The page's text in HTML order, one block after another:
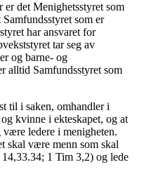
er det Menighetsstyret som
som er
har ansvaret for
tar seg av
og barne- og
alltid Samfundsstyret som
til i saken, omhandler i
kvinne i ekteskapet, og at
ledere i menigheten.
skal være menn som skal
1 Tim 3,2) og lede